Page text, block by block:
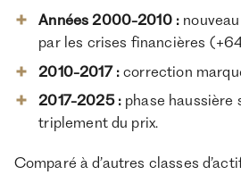
Années 2000-2010 :
par les crises financières
2010-2017 : correction
2017-2025 : phase haussière
triplement du prix.
Comparé à d’autres classes